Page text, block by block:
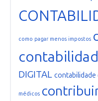
como pagar menos impostos
DIGITAL contabilidade
médicos